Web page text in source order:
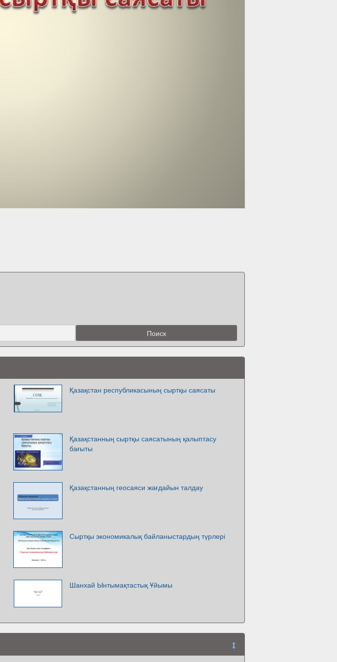
Қазақстан республикасының сыртқы саясаты
Қазақстанның сыртқы саясатының қалыптасу
бағыты
Қазақстанның геосаяси жағдайын талдау
Сыртқы экономикалық байланыстардың түрлері
Шанхай Ынтымақтастық Ұйымы